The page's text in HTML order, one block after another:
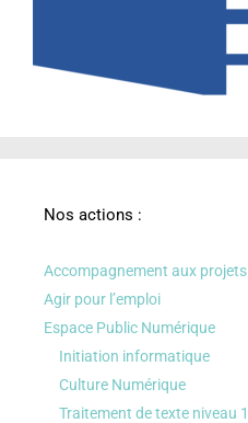
Nos actions :
Accompagnement aux projets
Agir pour l’emploi
Espace Public Numérique
Initiation informatique
Culture Numérique
Traitement de texte niveau 1